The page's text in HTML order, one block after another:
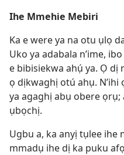
Ihe Mmehie Mebiri
Ka e were ya na otu ụlọ
Uko ya adabala n’ime,
e bibisiekwa ahụ́ ya. Ọ
ọ dịkwaghị otú ahụ.
ya agaghị abụ obere
ụbọchị.
Ugbu a, ka anyị tụlee ihe
mmadụ ihe dị ka puku